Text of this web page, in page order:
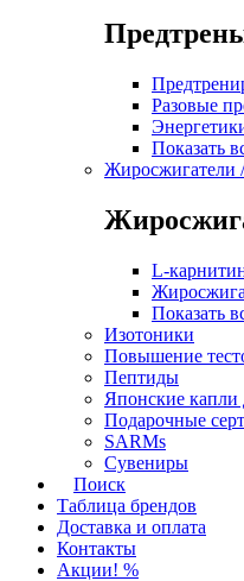
Разовые
Показать
Жиросжигатели
L-
Показать
Изотоники
Повышение
Пептиды
Японские капли
Подарочные
SARMs
Сувениры
Поиск
Таблица брендов
Доставка и оплата
Контакты
Акции! %